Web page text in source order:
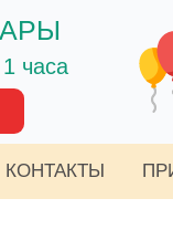
часа
КОНТАКТЫ